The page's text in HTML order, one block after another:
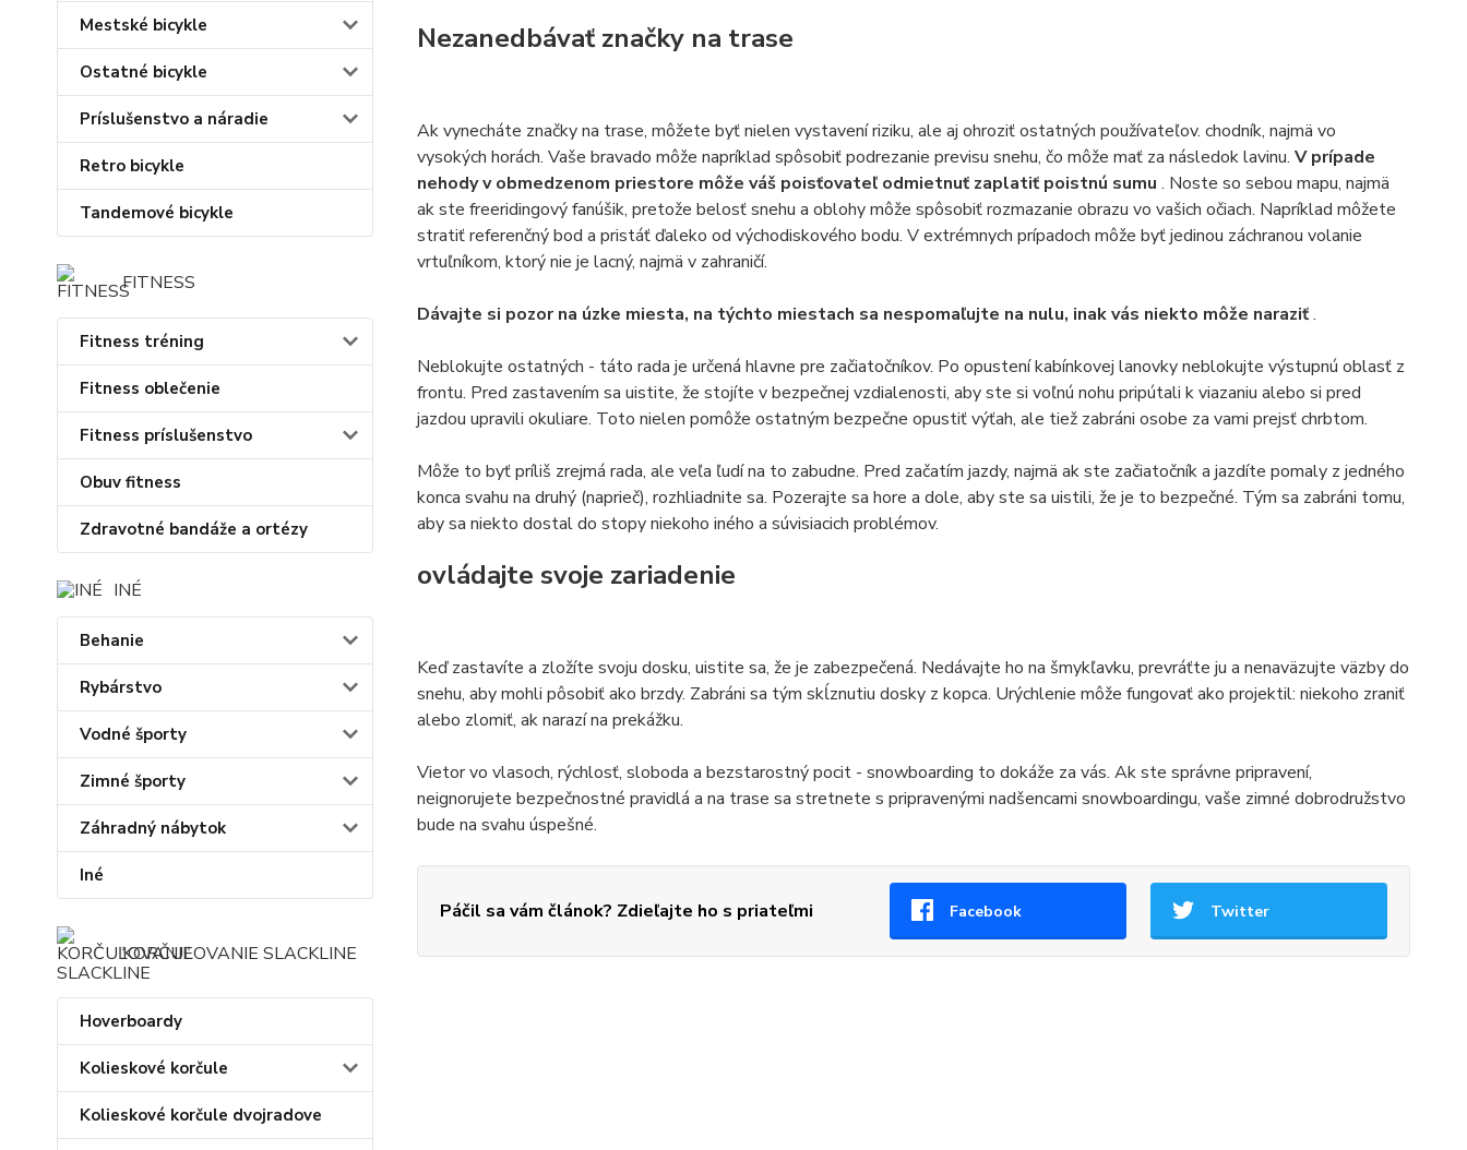
Mestské bicykle
Ostatné bicykle
Príslušenstvo a náradie
Retro bicykle
Tandemové bicykle
FITNESS
Fitness tréning
Fitness oblečenie
Fitness príslušenstvo
Obuv fitness
Zdravotné bandáže a ortézy
INÉ
Behanie
Rybárstvo
Vodné športy
Zimné športy
Záhradný nábytok
Iné
KORČUĽOVANIE SLACKLINE
Hoverboardy
Kolieskové korčule
Kolieskové korčule dvojradove
Nezanedbávať značky na trase
Ak vynecháte značky na trase, môžete byť nielen vystavení riziku, ale aj ohroziť ostatných používateľov. chodník, najmä vo
vysokých horách. Vaše bravado môže napríklad spôsobiť podrezanie previsu snehu, čo môže mať za následok lavinu. V prípade
nehody v obmedzenom priestore môže váš poisťovateľ odmietnuť zaplatiť poistnú sumu . Noste so sebou mapu, najmä
ak ste freeridingový fanúšik, pretože belosť snehu a oblohy môže spôsobiť rozmazanie obrazu vo vašich očiach. Napríklad môžete
stratiť referenčný bod a pristáť ďaleko od východiskového bodu. V extrémnych prípadoch môže byť jedinou záchranou volanie
vrtuľníkom, ktorý nie je lacný, najmä v zahraničí.
Dávajte si pozor na úzke miesta, na týchto miestach sa nespomaľujte na nulu, inak vás niekto môže naraziť.
Neblokujte ostatných - táto rada je určená hlavne pre začiatočníkov. Po opustení kabínkovej lanovky neblokujte výstupnú oblasť z
frontu. Pred zastavením sa uistite, že stojíte v bezpečnej vzdialenosti, aby ste si voľnú nohu pripútali k viazaniu alebo si pred
jazdou upravili okuliare. Toto nielen pomôže ostatným bezpečne opustiť výťah, ale tiež zabráni osobe za vami prejsť chrbtom.
Môže to byť príliš zrejmá rada, ale veľa ľudí na to zabudne. Pred začatím jazdy, najmä ak ste začiatočník a jazdíte pomaly z jedného
konca svahu na druhý (naprieč), rozhliadnite sa. Pozerajte sa hore a dole, aby ste sa uistili, že je to bezpečné. Tým sa zabráni tomu,
aby sa niekto dostal do stopy niekoho iného a súvisiacich problémov.
ovládajte svoje zariadenie
Keď zastavíte a zložíte svoju dosku, uistite sa, že je zabezpečená. Nedávajte ho na šmykľavku, prevráťte ju a nenaväzujte väzby do
snehu, aby mohli pôsobiť ako brzdy. Zabráni sa tým skĺznutiu dosky z kopca. Urýchlenie môže fungovať ako projektil: niekoho zraniť
alebo zlomiť, ak narazí na prekážku.
Vietor vo vlasoch, rýchlosť, sloboda a bezstarostný pocit - snowboarding to dokáže za vás. Ak ste správne pripravení,
neignorujete bezpečnostné pravidlá a na trase sa stretnete s pripravenými nadšencami snowboardingu, vaše zimné dobrodružstvo
bude na svahu úspešné.
Páčil sa vám článok? Zdieľajte ho s priateľmi Facebook Twitter